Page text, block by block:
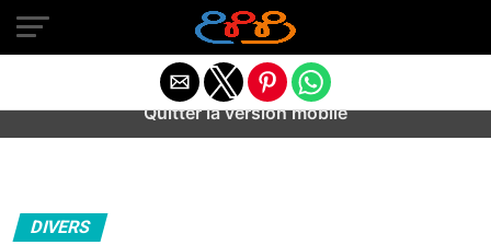
Warning
: preg_match(): Unknown modifier '/' in
/home/u589487443/domains/aideanxietestress.fr/
content/plugins/idev-post-views/includes/class-bots.php
DIVERS
Quitter la version mobile